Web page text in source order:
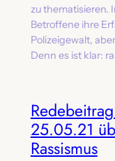
zu thematisieren.
Betroffene ihre
Polizeigewalt,
Denn es ist klar:
25.05.21
Rassismus